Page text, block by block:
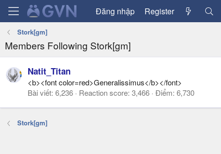
Đăng nhập Register
Stork[gm]
Members Following Stork[gm]
Natit_Titan
<b><font color=red>Generalissimus</b></font>
Bài viết 6,236 Reaction score 3,466 Điểm 6,730
Stork[gm]